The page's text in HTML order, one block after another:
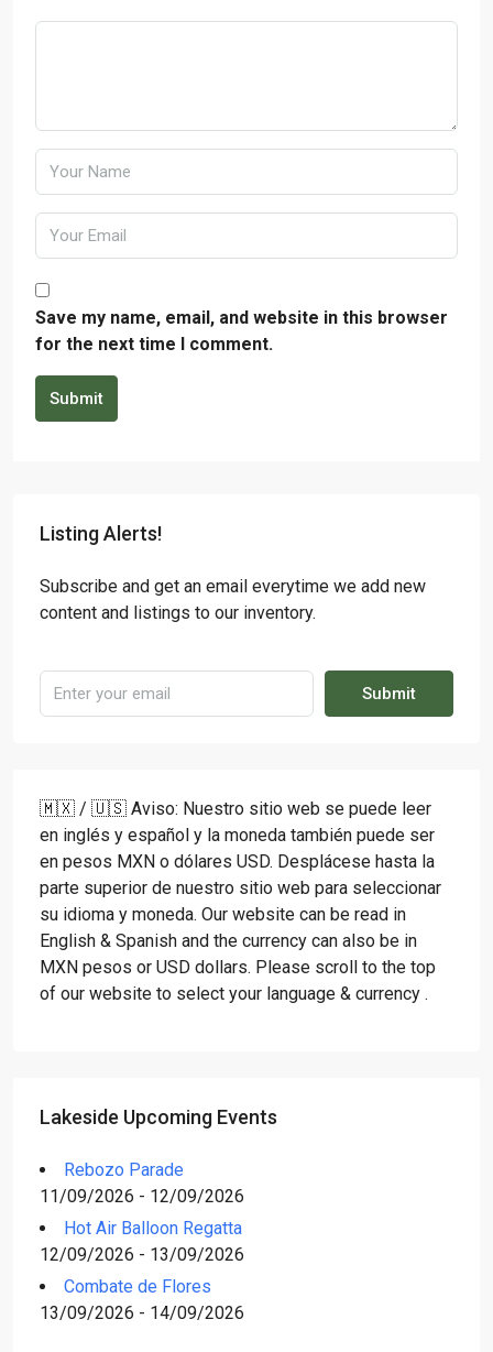
Save my name, email, and website in this browser
for the next time I comment.
Submit
Listing Alerts!
Subscribe and get an email everytime we add new
content and listings to our inventory.
Submit
🇲🇽 / 🇺🇸 Aviso: Nuestro sitio web se puede leer
en inglés y español y la moneda también puede ser
en pesos MXN o dólares USD. Desplácese hasta la
parte superior de nuestro sitio web para seleccionar
su idioma y moneda. Our website can be read in
English & Spanish and the currency can also be in
MXN pesos or USD dollars. Please scroll to the top
of our website to select your language & currency .
Lakeside Upcoming Events
Rebozo Parade
11/09/2026 - 12/09/2026
Hot Air Balloon Regatta
12/09/2026 - 13/09/2026
Combate de Flores
13/09/2026 - 14/09/2026